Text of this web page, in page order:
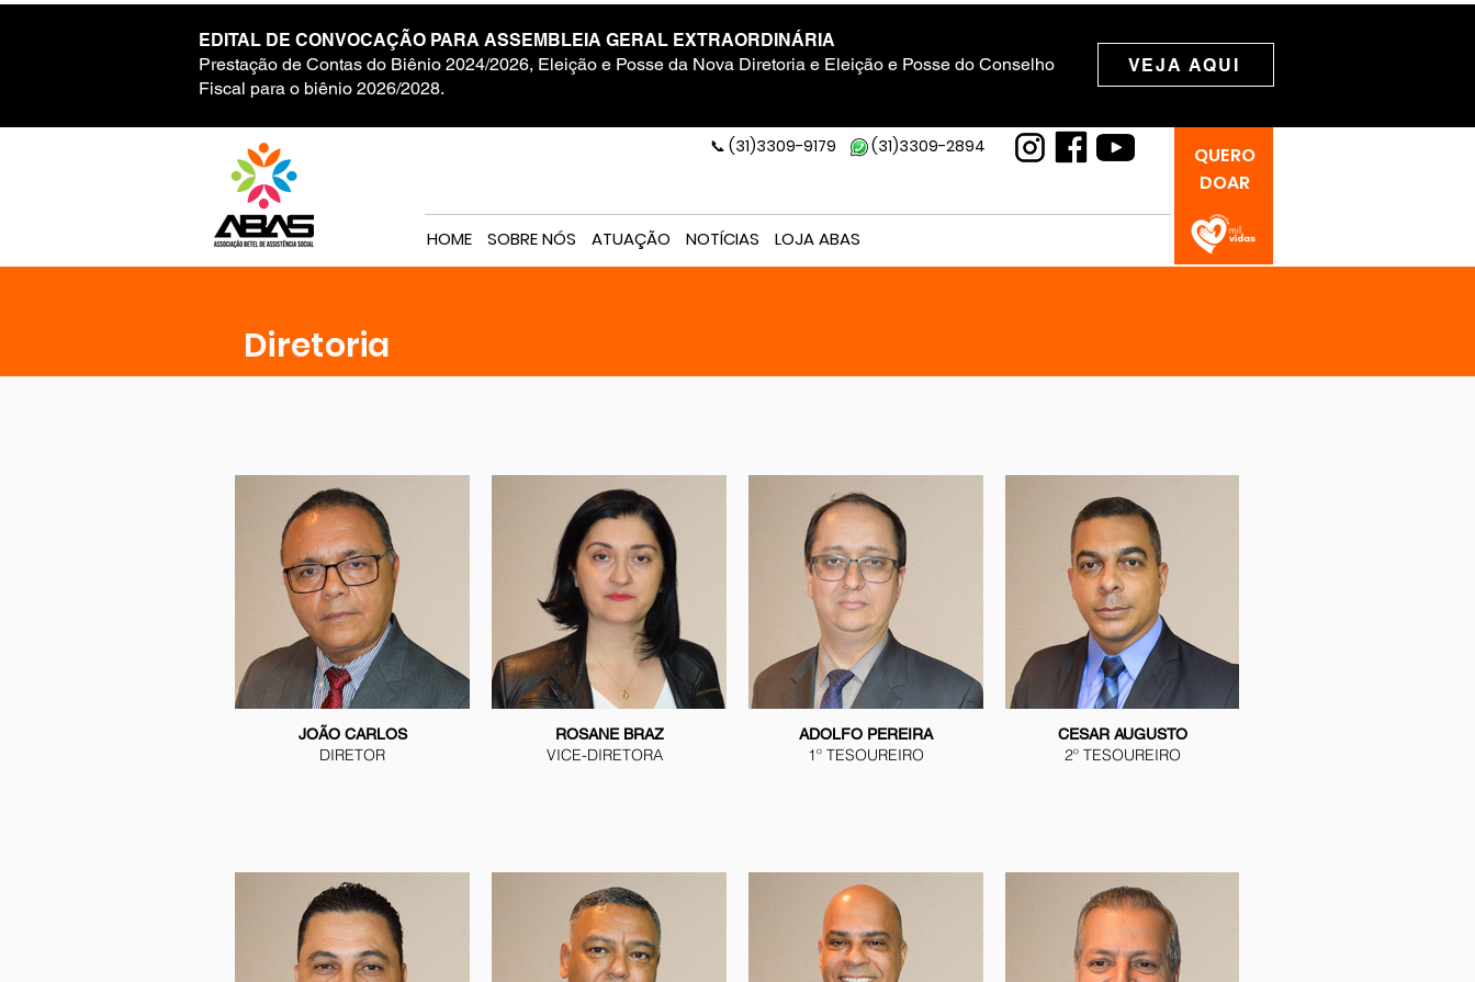
📞 (31)3309-9179 (31)3309-2894
HOME SOBRE NÓS ATUAÇÃO NOTÍCIAS LOJA ABAS
QUERO
DOAR
EDITAL DE CONVOCAÇÃO PARA ASSEMBLEIA GERAL EXTRAORDINÁRIA
Prestação de Contas do Biênio 2024/2026, Eleição e Posse da Nova Diretoria e Eleição e Posse do Conselho
Fiscal para o biênio 2026/2028.
VEJA AQUI
Diretoria
JOÃO CARLOS
DIRETOR
ROSANE BRAZ
VICE-DIRETORA
ADOLFO PEREIRA
1º TESOUREIRO
CESAR AUGUSTO
2º TESOUREIRO